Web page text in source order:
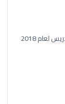
لعام 2018